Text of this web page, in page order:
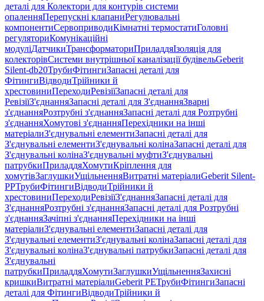
деталі для Колектори для контурів системи
опаленняПерепускні клапаниРегулювальні
компонентиСервоприводиКімнатні термостатиГоловні
регуляториКомунікаційні
модуліДатчикиТрансформаториПриладдяІзоляція для
колекторівСистеми внутрішньої каналізації будівельGeberit
Silent-db20ТрубиФітингиЗапасні деталі для
ФітингиВідводиТрійники й
хрестовиниПереходиРевізіїЗапасні деталі для
РевізіїЗ'єднанняЗапасні деталі для З'єднанняЗварні
з'єднанняРозтрубні з'єднанняЗапасні деталі для Розтрубні
з'єднанняХомутові з'єднанняПерехідники на інші
матеріалиЗ'єднувальні елементиЗапасні деталі для
З'єднувальні елементиЗ'єднувальні колінаЗапасні деталі для
З'єднувальні колінаЗ'єднувальні муфтиЗ'єднувальні
патрубкиПриладдяХомутиКріплення для
хомутівЗаглушкиУщільненняВитратні матеріалиGeberit Silent-
PPТрубиФітингиВідводиТрійники й
хрестовиниПереходиРевізіїЗ'єднанняЗапасні деталі для
З'єднанняРозтрубні з'єднанняЗапасні деталі для Розтрубні
з'єднанняЗачіпні з'єднанняПерехідники на інші
матеріалиЗ'єднувальні елементиЗапасні деталі для
З'єднувальні елементиЗ'єднувальні колінаЗапасні деталі для
З'єднувальні колінаЗ'єднувальні патрубкиЗапасні деталі для
З'єднувальні
патрубкиПриладдяХомутиЗаглушкиУщільненняЗахисні
кришкиВитратні матеріалиGeberit PEТрубиФітингиЗапасні
деталі для ФітингиВідводиТрійники й